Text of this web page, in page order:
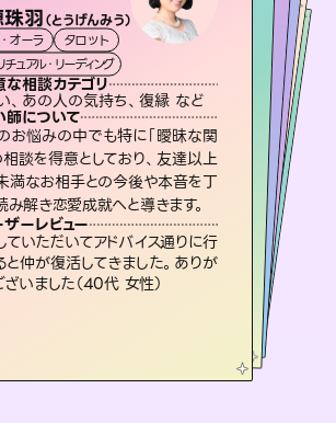
羽（とうげんみう）
オーラ
タロット
チュアル・リーディング
な相談カテゴリ
、あの人の気持ち、復縁 など
師について
お悩みの中でも特に「曖昧な関
相談を得意としており、友達以上
満なお相手との今後や本音を丁
み解き恋愛成就へと導きます。
ザーレビュー
ていただいてアドバイス通りに行
と仲が復活してきました。ありが
ざいました（40代 女性）
彗望（すいぼう）
霊視・オーラ 透視
スピリチュアル・リーディング
得意な相談カテゴリ
片想い、あの人の気持ち、復縁 など
占い師について
3,700年以上の歴史を持つ東洋最古の
占術「易占」で詳細まで占い、幸せへ向
かう道筋を示します。厳しい結果にも具
体的な対策をお伝えします。
ユーザーレビュー
複雑な背景もしっかり聞いて鑑定して
いただけました。気持ちが楽になりまし
（50代 女性）
アイリス -iris-
西洋占星術 タロット
ルーン
得意な相談カテゴリ
恋愛総合、片想い、二人の未来 など
占い師について
復縁、恋愛、不倫の行方、同性愛や片
思い、仕事関係や借金問題まで知りた
いことや心の負担になっていることを
紐解き、背中をそっと押して導きます。
ユーザーレビュー
安心感のあり、言い切ってくれる所や濁
さない鑑定のおかげで、毎回自分の気
持ちを整えられます（30代 男性）
未来視師＊花
霊視・オーラ
スピリチュアル・リーディング
得意な相談カテゴリ
出逢い、片想い、復縁 など
占い師について
未来には何パターンもの選択肢があります。不安で視えにくくなっているあなたの素敵な未来を見つけ、その未来を選択できるようアドバイスします。
ユーザーレビュー
職場の人の性質や人間関係、本心など
本当によく視えていてびっくり。対策が
打てて前向きになれます（40代）
おう 霊感オラクル
霊視・オーラ
オラクルカード
得意な相談カテゴリ
恋愛総合、あの人の気持ち など
占い師について
霊視×オラクルカードを使って「今」と
「未来」そして「気になるあの人の気持
ち」まで丁寧に読み解き、恋や人生のヒ
ントを優しく引き出します。
ユーザーレビュー
不安な気持ちが嘘みたいに晴れまし
た…！よく視えていらっしゃるんだなと
感じました（40代 女性）
セラピスト理恵
霊視・オーラ タロット
スピリチュアル・リーディング
得意な相談カテゴリ
片想い、二人の未来、年の差 など
占い師について
連絡再開、復縁、成就などの報告実績
多数。セラピストとして2万超の施術経
験があるからこそできる鑑定で、より良
い未来をサポートします。
ユーザーレビュー
とても心温まる鑑定でした。しかもこち
らは何も言っていないのに視えていらっ
しゃるんだなと驚きです（30代女性）